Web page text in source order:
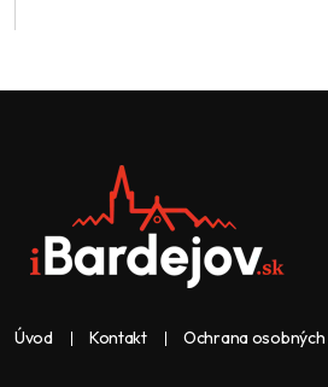
Úvod Kontakt Ochrana osobných